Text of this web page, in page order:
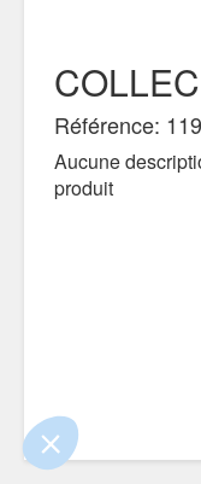
certifiés par
Je choisis
Référence:
Aucune
produit